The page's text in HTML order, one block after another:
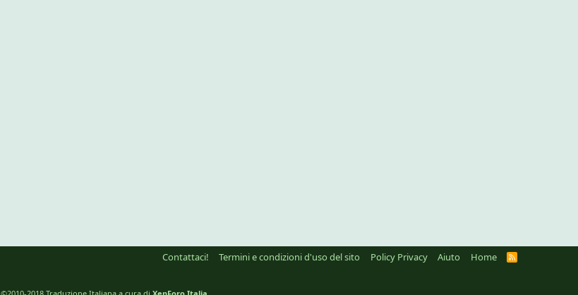
Contattaci! Termini e condizioni d'uso del sito Policy Privacy Aiuto Home
R